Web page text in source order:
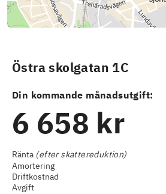
Östra skolgatan 1C
Din kommande månadsutgift:
6 658 kr
Ränta (efter skattereduktion)
Amortering
Driftkostnad
Avgift